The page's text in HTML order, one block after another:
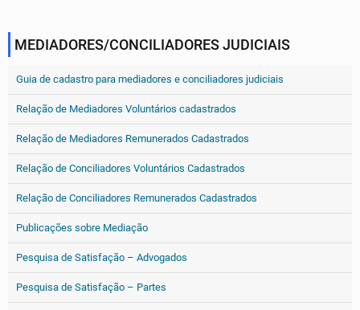
MEDIADORES/CONCILIADORES JUDICIAIS
Guia de cadastro para mediadores e conciliadores judiciais
Relação de Mediadores Voluntários cadastrados
Relação de Mediadores Remunerados Cadastrados
Relação de Conciliadores Voluntários Cadastrados
Relação de Conciliadores Remunerados Cadastrados
Publicações sobre Mediação
Pesquisa de Satisfação – Advogados
Pesquisa de Satisfação – Partes